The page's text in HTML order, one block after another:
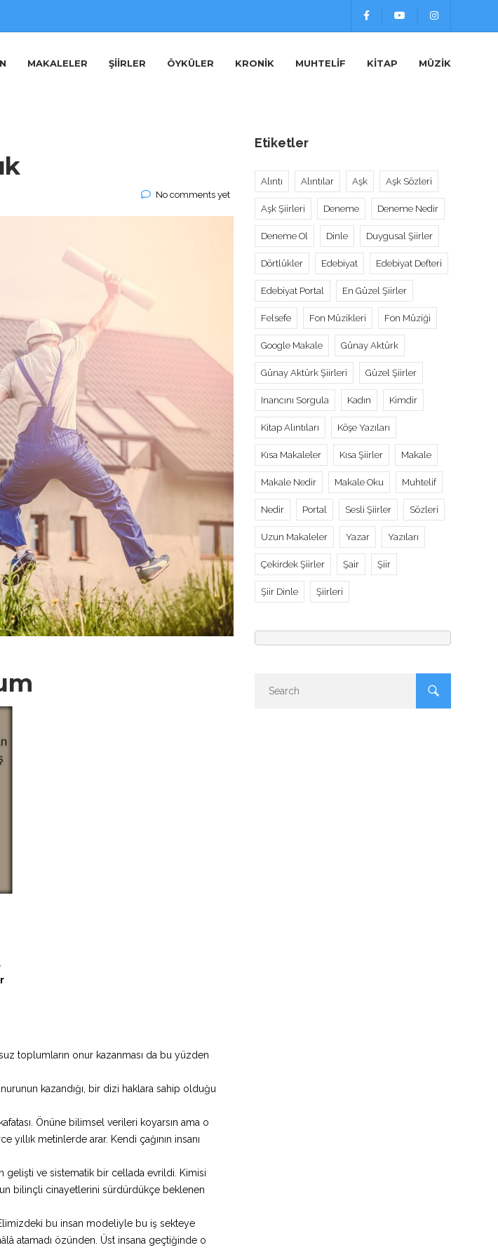
MAKALELER ŞIIRLER ÖYKÜLER KRONIK MUHTELIF KITAP MÜZIK
No comments yet
toplumların onur kazanması da bu yüzden
kazandığı, bir dizi haklara sahip olduğu
Önüne bilimsel verileri koyarsın ama o
metinlerde arar. Kendi çağının insanı
gelişti ve sistematik bir cellada evrildi. Kimisi
bilinçli cinayetlerini sürdürdükçe beklenen
bu insan modeliyle bu iş sekteye
atamadı özünden. Üst insana geçtiğinde o
Etiketler
Alıntı Alıntılar Aşk Aşk Sözleri
Aşk Şiirleri Deneme Deneme Nedir
Deneme Ol Dinle Duygusal Şiirler
Dörtlükler Edebiyat Edebiyat Defteri
Edebiyat Portal En Güzel Şiirler
Felsefe Fon Müzikleri Fon Müziği
Google Makale Günay Aktürk
Günay Aktürk Şiirleri Güzel Şiirler
Inancını Sorgula Kadın Kimdir
Kitap Alıntıları Köşe Yazıları
Kısa Makaleler Kısa Şiirler Makale
Makale Nedir Makale Oku Muhtelif
Nedir Portal Sesli Şiirler Sözleri
Uzun Makaleler Yazar Yazıları
Çekirdek Şiirler Şair Şiir
Şiir Dinle Şiirleri